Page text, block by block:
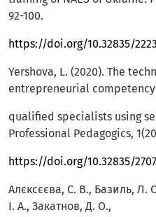
92-100.
https://doi.org/10.32835/
Yershova, L. (2020). The
entrepreneurial
qualified specialists using
Professional Pedagogics,
https://doi.org/10.32835/
Алєксєєва, С. В., Базиль, Л.
І. А., Закатнов, Д. О.,